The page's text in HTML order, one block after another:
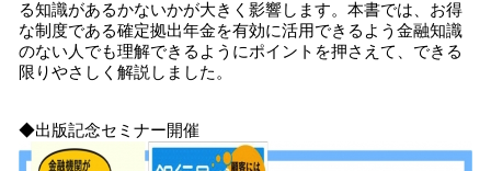
る知識があるかないかが大きく影響します。本書では、お得
な制度である確定拠出年金を有効に活用できるよう金融知識
のない人でも理解できるようにポイントを押さえて、できる
限りやさしく解説しました。
◆出版記念セミナー開催